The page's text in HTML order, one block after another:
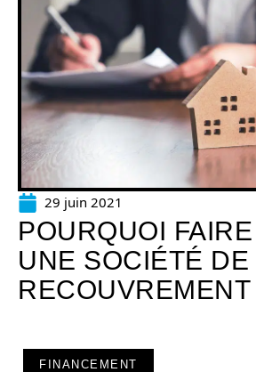
29 juin 2021
POURQUOI
UNE SOCIÉTÉ DE
RECOUVREMENT
FINANCEMENT